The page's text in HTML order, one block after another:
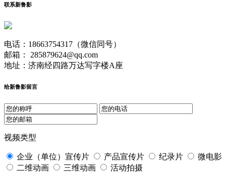
联系新鲁影
电话：18663754317（微信同号）
邮箱： 285879624@qq.com
地址：济南经四路万达写字楼A座
给新鲁影留言
视频类型
企业（单位）宣传片 产品宣传片 纪录片
微电影
二维动画
三维动画 活动拍摄